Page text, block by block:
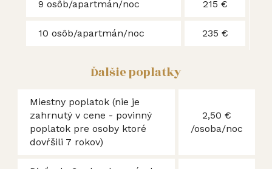
9 osôb/apartmán/noc 215 €
10 osôb/apartmán/noc 235 €
Ďalšie poplatky
Miestny poplatok (nie je
zahrnutý v cene - povinný
poplatok pre osoby ktoré
dovŕšili 7 rokov)
2,50 €
/osoba/noc